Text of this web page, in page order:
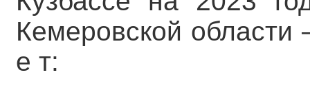
Кемеровской
е т: